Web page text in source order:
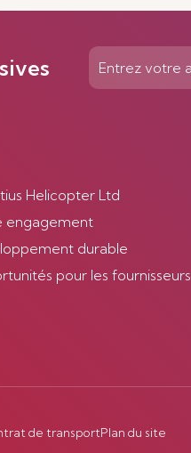
Helicopter Ltd
engagement
durable
pour les fournisseurs
de transportPlan du site